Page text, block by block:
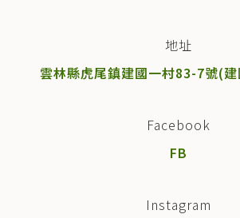
地址
雲林縣虎尾鎮建國一村83-7號(
Facebook
FB
Instagram